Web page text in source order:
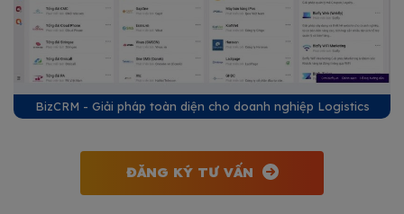
BizCRM - Giải pháp toàn diện cho doanh nghiệp Logistics
ĐĂNG KÝ TƯ VẤN